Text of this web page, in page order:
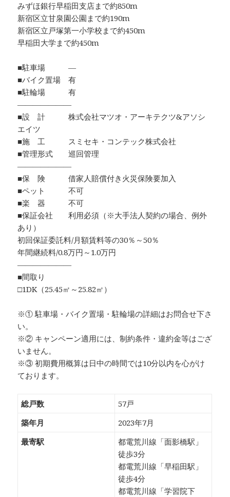
みずほ銀行早稲田支店まで約850m
新宿区立甘泉園公園まで約190m
新宿区立戸塚第一小学校まで約450m
早稲田大学まで約450m
■駐車場 ―
■バイク置場 有
■駐輪場 有
―――――――
■設 計 株式会社マツオ・アーキテクツ&アソシ
エイツ
■施 工 スミセキ・コンテック株式会社
■管理形式 巡回管理
―――――――
■保 険 借家人賠償付き火災保険要加入
■ペット 不可
■楽 器 不可
■保証会社 利用必須（※大手法人契約の場合、例外
あり）
初回保証委託料/月額賃料等の30％～50％
年間継続料/0.8万円～1.0万円
―――――――
■間取り
□1DK（25.45㎡～25.82㎡）
※① 駐車場・バイク置場・駐輪場の詳細はお問合せ下さ
い。
※② キャンペーン適用には、制約条件・違約金等はござ
いません。
※③ 初期費用概算は日中の時間では10分以内を心がけ
ております。
総戸数
57戸
築年月
2023年7月
最寄駅
都電荒川線「面影橋駅」
徒歩3分
都電荒川線「早稲田駅」
徒歩4分
都電荒川線「学習院下